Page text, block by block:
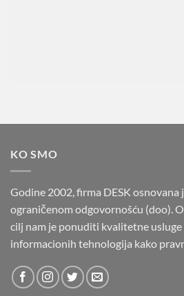
KO SMO
Godine 2002, firma DESK osnovana
ograničenom odgovornošću (doo).
cilj nam je ponuditi kvalitetne
informacionih tehnologija kako